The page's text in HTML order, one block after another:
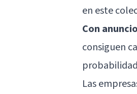
en este
Con
consiguen
Las